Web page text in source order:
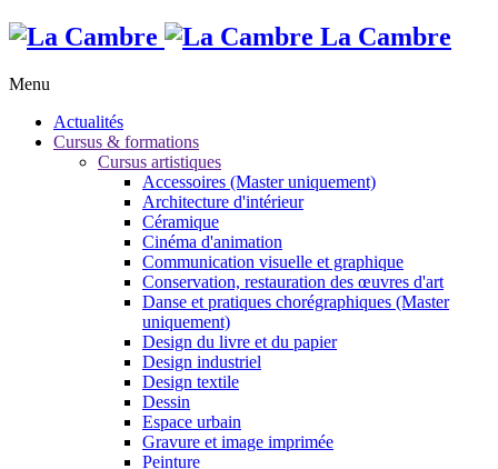
La Cambre
Menu
Actualités
Cursus & formations
Cursus artistiques
Accessoires (Master uniquement)
Architecture d'intérieur
Céramique
Cinéma d'animation
Communication visuelle et graphique
Conservation, restauration des œuvres d'art
Danse et pratiques chorégraphiques (Master
uniquement)
Design du livre et du papier
Design industriel
Design textile
Dessin
Espace urbain
Gravure et image imprimée
Peinture